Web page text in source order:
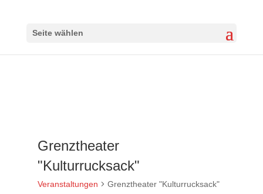
Seite wählen
Grenztheater
"Kulturrucksack"
Veranstaltungen Grenztheater "Kulturrucksack"